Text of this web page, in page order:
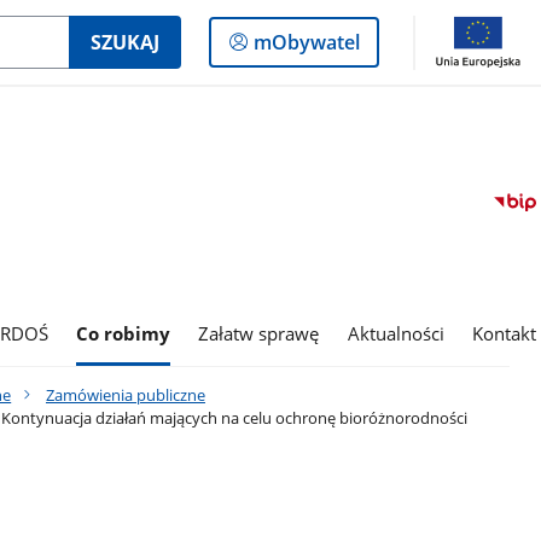
SZUKAJ
Logowanie
do
mObywatel
Co robimy Załatw sprawę Aktualności Kontakt
Zamówienia publiczne
działań mających na celu ochronę bioróżnorodności